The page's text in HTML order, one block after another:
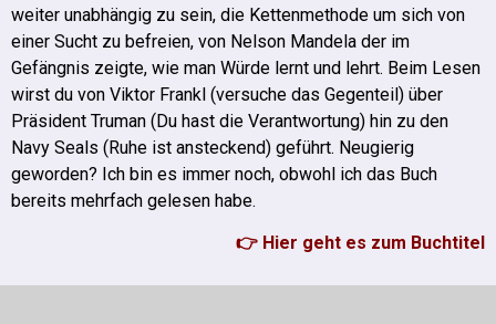
weiter unabhängig zu sein, die Kettenmethode um sich von
einer Sucht zu befreien, von Nelson Mandela der im
Gefängnis zeigte, wie man Würde lernt und lehrt. Beim Lesen
wirst du von Viktor Frankl (versuche das Gegenteil) über
Präsident Truman (Du hast die Verantwortung) hin zu den
Navy Seals (Ruhe ist ansteckend) geführt. Neugierig
geworden? Ich bin es immer noch, obwohl ich das Buch
bereits mehrfach gelesen habe.
👉 Hier geht es zum Buchtitel